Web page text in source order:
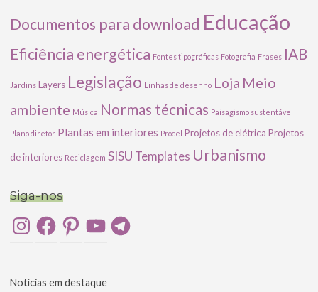
Documentos para download Educação
Eficiência energética Fontes tipográficas Fotografia Frases IAB
Jardins Layers Legislação Linhas de desenho Loja Meio
ambiente Música Normas técnicas Paisagismo sustentável
Plano diretor Plantas em interiores Procel Projetos de elétrica Projetos
de interiores Reciclagem SISU Templates Urbanismo
Siga-nos
InstagramFacebookPinterestYouTubeTelegram
Notícias em destaque